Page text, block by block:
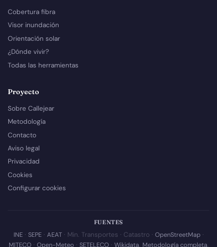
Cobertura fibra
Visor inundación
Orientación solar
¿Dónde vivir?
Todas las herramientas
Proyecto
Sobre Callejear
Metodología
Contacto
Aviso legal
Privacidad
Cookies
Configurar cookies
FUENTES
INE· SEPE· AEAT· Min. Transportes · Catastro · OpenStreetMap·
MITECO· Open-Meteo · SETELECO· Wikidata. Metodología completa.